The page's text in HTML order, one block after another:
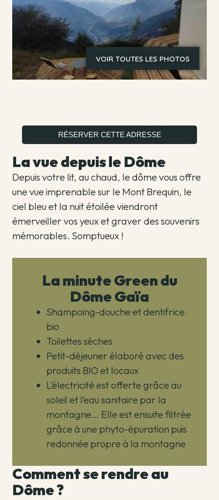
VOIR TOUTES LES PHOTOS
RÉSERVER CETTE ADRESSE
La vue depuis le Dôme
Depuis votre lit, au chaud, le dôme vous offre
une vue imprenable sur le Mont Brequin, le
ciel bleu et la nuit étoilée viendront
émerveiller vos yeux et graver des souvenirs
mémorables. Somptueux !
La minute Green du
Dôme Gaïa
Shampoing-douche et dentifrice
bio
Toilettes sèches
Petit-déjeuner élaboré avec des
produits BIO et locaux
L’électricité est offerte grâce au
soleil et l’eau sanitaire par la
montagne… Elle est ensuite filtrée
grâce à une phyto-épuration puis
redonnée propre à la montagne
Comment se rendre au
Dôme ?